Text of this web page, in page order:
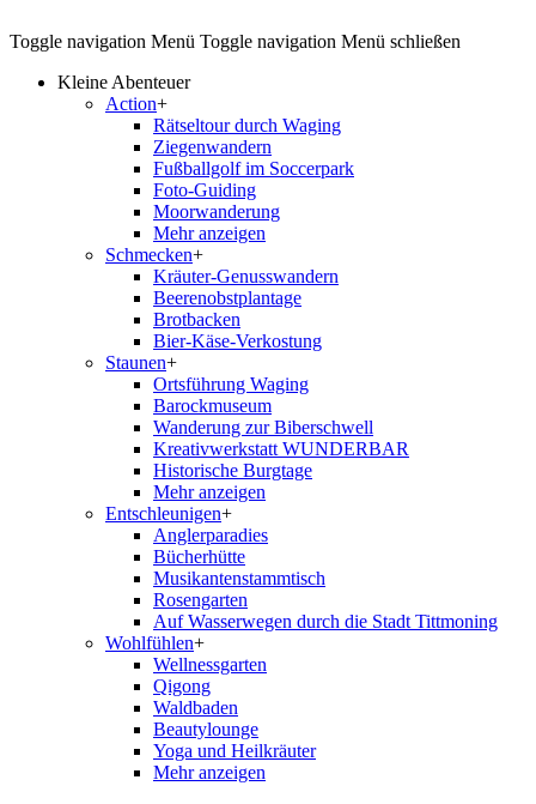
Toggle navigation Menü Toggle navigation Menü schließen
Kleine Abenteuer
Action+
Rätseltour durch Waging
Ziegenwandern
Fußballgolf im Soccerpark
Foto-Guiding
Moorwanderung
Mehr anzeigen
Schmecken+
Kräuter-Genusswandern
Beerenobstplantage
Brotbacken
Bier-Käse-Verkostung
Staunen+
Ortsführung Waging
Barockmuseum
Wanderung zur Biberschwell
Kreativwerkstatt WUNDERBAR
Historische Burgtage
Mehr anzeigen
Entschleunigen+
Anglerparadies
Bücherhütte
Musikantenstammtisch
Rosengarten
Auf Wasserwegen durch die Stadt Tittmoning
Wohlfühlen+
Wellnessgarten
Qigong
Waldbaden
Beautylounge
Yoga und Heilkräuter
Mehr anzeigen